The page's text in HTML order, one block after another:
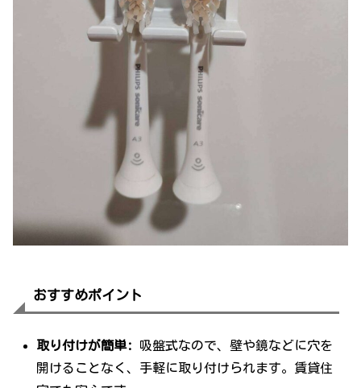
おすすめポイント
取り付けが簡単:
吸盤式なので、壁や鏡などに穴を
開けることなく、手軽に取り付けられます。賃貸住